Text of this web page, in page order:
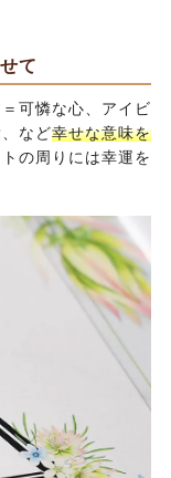
て
可憐な心、アイビ
など幸せな意味を
の周りには幸運を